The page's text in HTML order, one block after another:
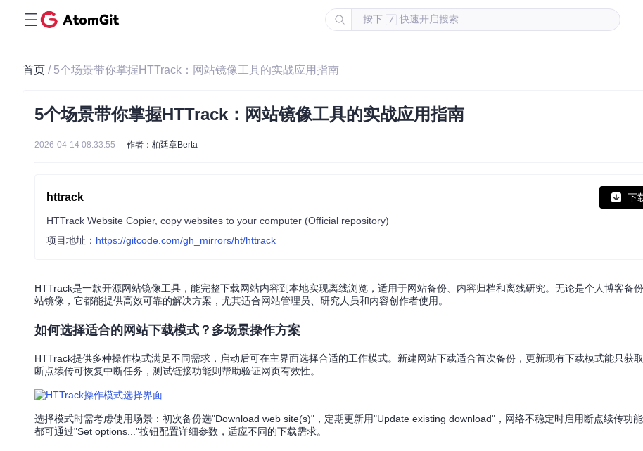
按下 / 快速开启搜索
首页 / 5个场景带你掌握HTTrack：网站镜像工具的实战应用指南
5个场景带你掌握HTTrack：网站镜像工具的实战应用指南
2026-04-14 08:33:55 作者：柏廷章Berta
httrack 下
HTTrack Website Copier, copy websites to your computer (Official repository)
项目地址： https://gitcode.com/gh_mirrors/ht/httrack
HTTrack是一款开源网站镜像工具，能完整下载网站内容到本地实现离线浏览，适用于网站备份、内容归档和离线研究。无论是个人博客备
站镜像，它都能提供高效可靠的解决方案，尤其适合网站管理员、研究人员和内容创作者使用。
如何选择适合的网站下载模式？多场景操作方案
HTTrack提供多种操作模式满足不同需求，启动后可在主界面选择合适的工作模式。新建网站下载适合首次备份，更新现有下载模式能只获取
断点续传可恢复中断任务，测试链接功能则帮助验证网页有效性。
选择模式时需考虑使用场景：初次备份选"Download web site(s)"，定期更新用"Update existing download"，网络不稳定时启用断点续传功
都可通过"Set options..."按钮配置详细参数，适应不同的下载需求。